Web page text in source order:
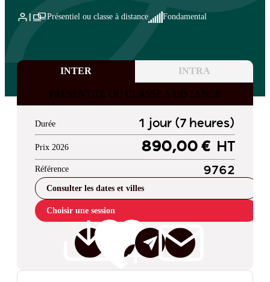
Présentiel ou classe à distance Fondamental
INTER INTRA
PRESENTIEL OU CLASSE A DISTANCE
Durée 1 jour (7 heures)
Prix 2026 890,00 € HT
Référence 9762
Consulter les dates et villes
Choisir une session